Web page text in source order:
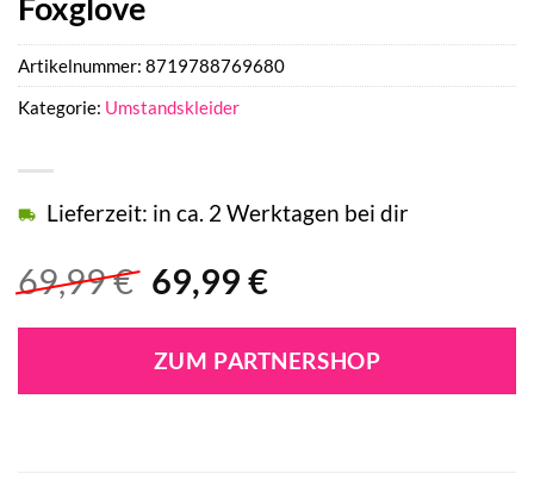
69,99€ Ursprünglicher
war:
69,99 €
69,99 €Aktueller
ist:
69,99 €.
Lieferzeit: in ca. 2 Werktagen bei dir
ZUM PARTNERSHOP
Artikelnummer: 8719788769680
Kategorie: Umstandskleider